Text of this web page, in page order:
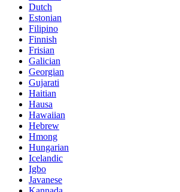
Dutch
Estonian
Filipino
Finnish
Frisian
Galician
Georgian
Gujarati
Haitian
Hausa
Hawaiian
Hebrew
Hmong
Hungarian
Icelandic
Igbo
Javanese